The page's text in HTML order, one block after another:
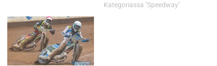
Kategoriassa "Speedway"